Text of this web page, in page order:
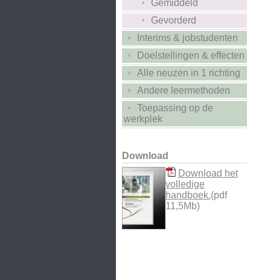
Gemiddeld
Gevorderd
Interims & jobstudenten
Doelstellingen & effecten
Alle neuzen in 1 richting
Andere leermethoden
Toepassing op de
werkplek
Download
Download het
volledige
handboek.(pdf
11,5Mb)